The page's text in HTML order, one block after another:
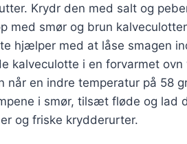
Krydr den med salt og
med smør og brun
hjælper med at låse smagen
kalveculotte i en forvarmet ovn
en indre temperatur på 58
i smør, tilsæt fløde og lad
og friske krydderurter.